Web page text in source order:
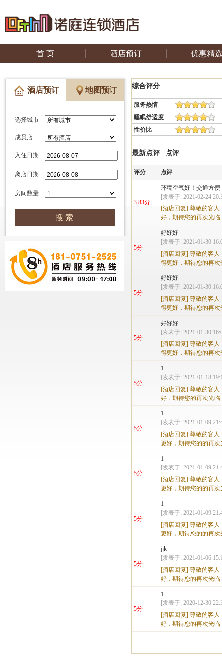
首 页 酒店预订 优惠精选
酒店预订 地图预订
选择城市
成员店
入住日期
离店日期
房间数量
综合评分
服务热情
睡眠舒适度
性价比
最新点评 点评
评分 点评
3.83分
环境空气好！交通方便
[发表于: 2021-02-24
[酒店回复] 尊敬的客人
好，期待您的再次光临
5分
好好好
[发表于: 2021-01-30
[酒店回复] 尊敬的客人
得更好，期待您的再次
5分
好好好
[发表于: 2021-01-30
[酒店回复] 尊敬的客人
得更好，期待您的再次
5分
好好好
[发表于: 2021-01-30
[酒店回复] 尊敬的客人
得更好，期待您的再次
5分
1
[发表于: 2021-01-18
[酒店回复] 尊敬的客人
好，期待您的再次光临
5分
1
[发表于: 2021-01-09
[酒店回复] 尊敬的客人
更好，期待您的的再次
5分
1
[发表于: 2021-01-09
[酒店回复] 尊敬的客人
更好，期待您的的再次
5分
1
[发表于: 2021-01-09
[酒店回复] 尊敬的客人
更好，期待您的的再次
5分
jjk
[发表于: 2021-01-06
[酒店回复] 尊敬的客人
好，期待您的再次光临
5分
1
[发表于: 2020-12-30
[酒店回复] 尊敬的客人
好，期待您的再次光临